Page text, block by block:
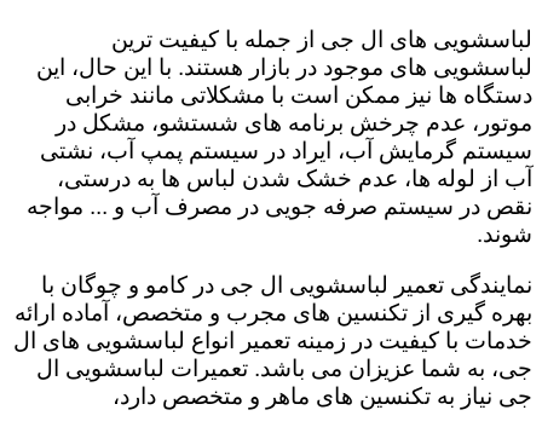
لباسشویی های ال جی از جمله با کیفیت ترین
لباسشویی های موجود در بازار هستند. با این حال، این
دستگاه ها نیز ممکن است با مشکلاتی مانند خرابی
موتور، عدم چرخش برنامه های شستشو، مشکل در
سیستم گرمایش آب، ایراد در سیستم پمپ آب، نشتی
آب از لوله ها، عدم خشک شدن لباس ها به درستی،
نقص در سیستم صرفه جویی در مصرف آب و ... مواجه
شوند.
نمایندگی تعمیر لباسشویی ال جی در کامو و چوگان با
بهره گیری از تکنسین های مجرب و متخصص، آماده ارائه
خدمات با کیفیت در زمینه تعمیر انواع لباسشویی های ال
جی، به شما عزیزان می باشد. تعمیرات لباسشویی ال
جی نیاز به تکنسین های ماهر و متخصص دارد،